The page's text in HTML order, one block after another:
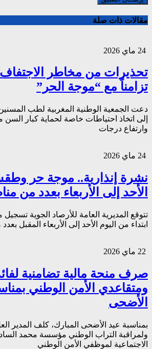
مقالات ذات صلة
تحذيرات من مخاطر
تزامناً مع “موجة الحر”
دعت الجمعية الوطنية المغربية لطب
إلى اتخاذ احتياطات خاصة لحماية كبار
وارتفاع درجات
نشرة إنذارية.. موجة حر
الأحد إلى الأربعاء بعدد من
تتوقع المديرية العامة للأرصاد الجوية
ابتداء من اليوم الأحد إلى الأربعاء المقبل
صرف منحة مالية تضامنية
ومتقاعدي الأمن الوطني
الأضحى
بمناسبة عيد الأضحى المبارك، كلف المدير
ولمراقبة التراب الوطني مؤسسة محمد
الاجتماعية لموظفي الأمن الوطني